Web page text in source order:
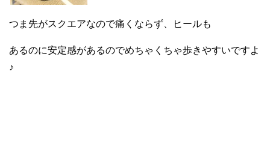
つま先がスクエアなので痛くならず、ヒールも
あるのに安定感があるのでめちゃくちゃ歩きやすいですよ
♪